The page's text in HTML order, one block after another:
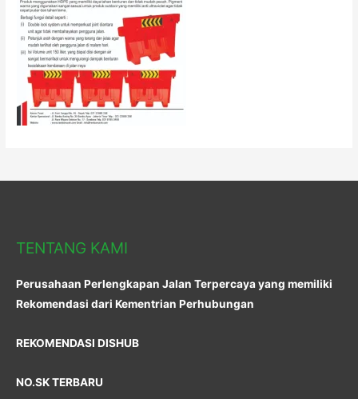
TENTANG KAMI
Perusahaan Perlengkapan Jalan Terpercaya yang memiliki
Rekomendasi dari Kementrian Perhubungan
REKOMENDASI DISHUB
NO.SK TERBARU